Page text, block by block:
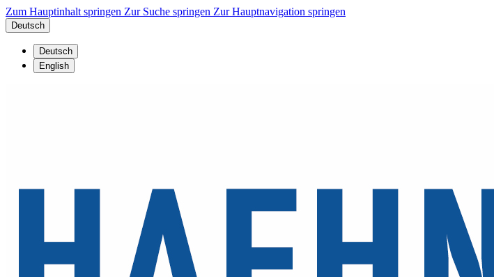
Zum Hauptinhalt springen Zur Suche springen Zur Hauptnavigation springen
Deutsch
Deutsch
English